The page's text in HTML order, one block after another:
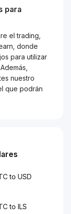
para
el trading,
donde
para utilizar
nuestro
que podrán
to USD
to ILS